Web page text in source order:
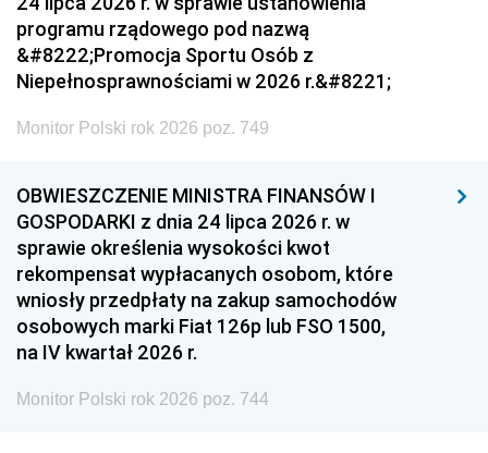
programu rządowego pod nazwą
&#8222;Promocja Sportu Osób z
Niepełnosprawnościami w 2026 r.&#8221;
Monitor Polski rok 2026 poz. 749
OBWIESZCZENIE MINISTRA FINANSÓW I
GOSPODARKI z dnia 24 lipca 2026 r. w
sprawie określenia wysokości kwot
rekompensat wypłacanych osobom, które
wniosły przedpłaty na zakup samochodów
osobowych marki Fiat 126p lub FSO 1500,
na IV kwartał 2026 r.
Monitor Polski rok 2026 poz. 744